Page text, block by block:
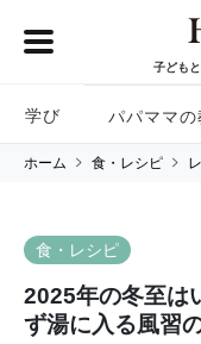
子ども
学び パパママの
ホーム 食・レシピ
食・レシピ
2025年の冬至は
ず湯に入る風習